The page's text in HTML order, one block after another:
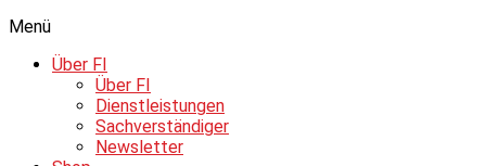
Menü
Über FI
Über FI
Dienstleistungen
Sachverständiger
Newsletter